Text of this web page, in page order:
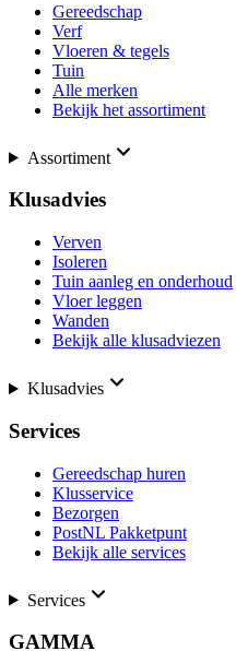
Gereedschap
Verf
Vloeren & tegels
Tuin
Alle merken
Bekijk het assortiment
Assortiment
Klusadvies
Verven
Isoleren
Tuin aanleg en onderhoud
Vloer leggen
Wanden
Bekijk alle klusadviezen
Klusadvies
Services
Gereedschap huren
Klusservice
Bezorgen
PostNL Pakketpunt
Bekijk alle services
Services
GAMMA